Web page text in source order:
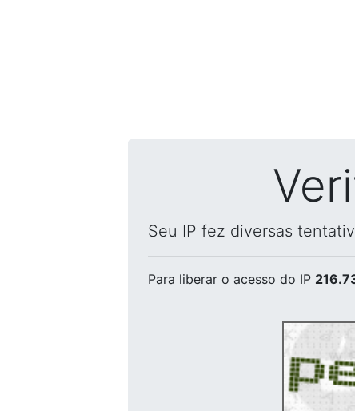
Seu IP fez diversas
Para liberar o acesso do IP